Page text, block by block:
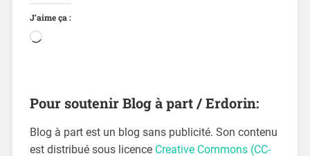
J’aime ça :
Pour soutenir Blog à part / Erdorin:
Blog à part est un blog sans publicité. Son contenu
est distribué sous licence Creative Commons (CC-